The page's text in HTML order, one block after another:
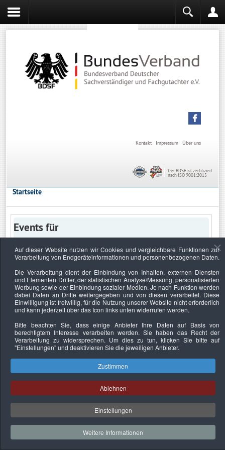
Über uns
Impressum
Kontakt
Der BDSF ist zertifiziert
nach ISO 9001:2015
Startseite
Events für
Keine Termine
Datenschutzerklärung Urheberrechtsnachweise Nachhaltigkeit
Copyright © 2026. Bundesverband Deutscher
Sachverständiger und Fachgutachter e.V..
Auf dieser Website nutzen wir Cookies und vergleichbare Funktionen zur
Verarbeitung von Endgeräteinformationen und personenbezogenen Daten.
Die Verarbeitung dient der Einbindung von Inhalten, externen Diensten
und Elementen Dritter, der statistischen Analyse/Messung, personalisierten
Werbung sowie der Einbindung sozialer Medien. Je nach Funktion werden
dabei Daten an Dritte weitergegeben und von diesen verarbeitet. Diese
Einwilligung ist freiwillig, für die Nutzung unserer Website nicht erforderlich
und kann jederzeit über das Icon links unten widerrufen werden.
Bitte beachten Sie, dass einige Anbieter Ihre Daten auf Basis von
berechtigtem Interesse verarbeiten werden. Sie haben das Recht der
Verarbeitung zu widersprechen. Um dies zu tun, klicken Sie bitte auf
"Einstellungen"und deaktivieren Sie die jeweiligen Anbieter.
Zustimmen
Ablehnen
Einstellungen
Weitere Informationen